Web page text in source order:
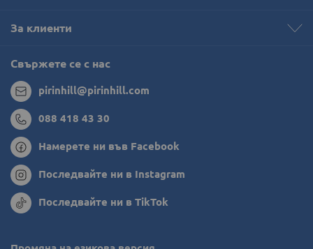
За клиенти
Свържете се с нас
pirinhill@pirinhill.com
088 418 43 30
Намерете ни във Facebook
Последвайте ни в Instagram
Последвайте ни в TikTok